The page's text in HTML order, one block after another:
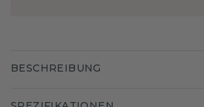
BESCHREIBUNG